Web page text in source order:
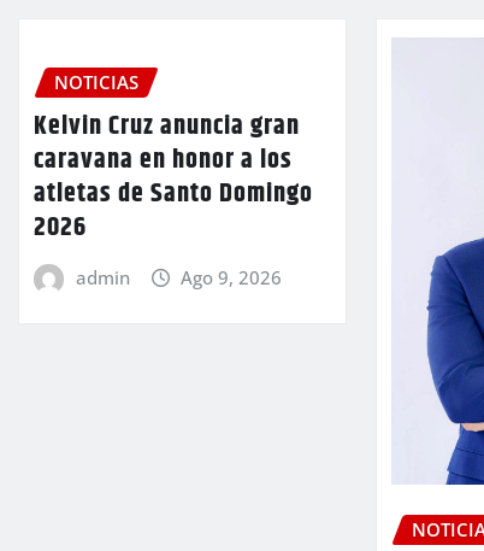
NOTICIAS
Kelvin Cruz anuncia gran
caravana en honor a los
atletas de Santo Domingo
2026
admin Ago 9, 2026